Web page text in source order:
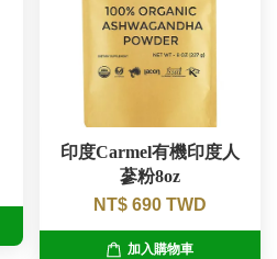
印度Carmel有機印度人
蔘粉8oz
NT$ 690 TWD
加入購物車